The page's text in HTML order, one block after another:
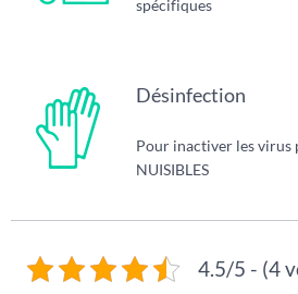
spécifiques
Désinfection
Pour inactiver les virus
NUISIBLES
4.5/5 - (4